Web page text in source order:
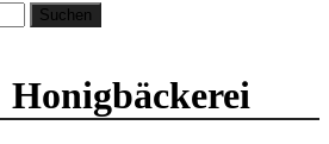
Honigbäckerei